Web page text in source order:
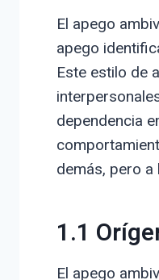
El apego
apego
Este estilo de
dependencia
demás, pero
1.1
El apego